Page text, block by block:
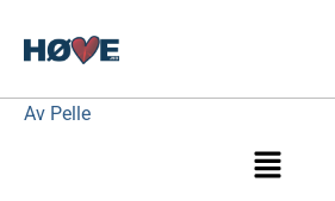
rett
innholdet
Av Pelle
Meny